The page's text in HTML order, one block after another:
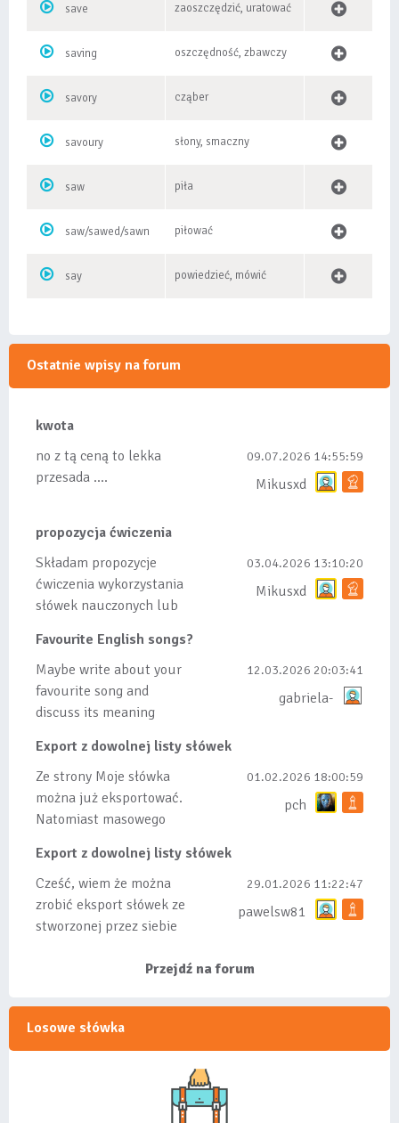
save zaoszczędzić, uratować
saving oszczędność, zbawczy
savory cząber
savoury słony, smaczny
saw piła
saw/sawed/sawn piłować
say powiedzieć, mówić
Ostatnie wpisy na forum
kwota
no z tą ceną to lekka
przesada ....
09.07.2026 14:55:59
Mikusxd
propozycja ćwiczenia
Składam propozycje
ćwiczenia wykorzystania
słówek nauczonych lub
tez ze wszys...
03.04.2026 13:10:20
Mikusxd
Favourite English songs?
Maybe write about your
favourite song and
discuss its meaning
12.03.2026 20:03:41
gabriela-
Export z dowolnej listy słówek
Ze strony Moje słówka
można już eksportować.
Natomiast masowego
bo wiąże się...
01.02.2026 18:00:59
pch
Export z dowolnej listy słówek
Cześć, wiem że można
zrobić eksport słówek ze
stworzonej przez siebie
29.01.2026 11:22:47
pawelsw81
Przejdź na forum
Losowe słówka